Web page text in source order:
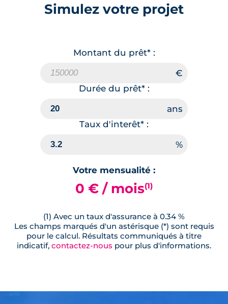
Simulez votre projet
Montant du prêt* :
Durée du prêt* :
Taux d'interêt* :
Votre mensualité :
0 € / mois(1)
(1) Avec un taux d'assurance à 0.34 %
Les champs marqués d'un astérisque (*) sont requis
pour le calcul. Résultats communiqués à titre
indicatif, contactez-nous pour plus d'informations.